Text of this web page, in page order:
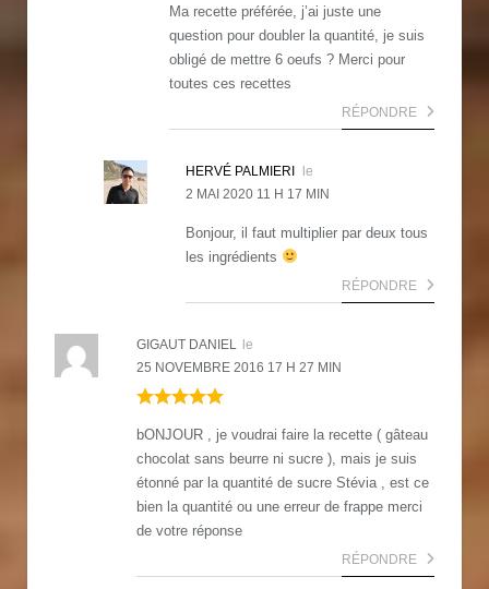
Ma recette préférée, j’ai juste une
question pour doubler la quantité, je suis
obligé de mettre 6 oeufs ? Merci pour
toutes ces recettes
RÉPONDRE
HERVÉ PALMIERI
le
2 MAI 2020 11 H 17 MIN
Bonjour, il faut multiplier par deux tous
les ingrédients
RÉPONDRE
GIGAUT DANIEL le
25 NOVEMBRE 2016 17 H 27 MIN
bONJOUR , je voudrai faire la recette ( gâteau
chocolat sans beurre ni sucre ), mais je suis
étonné par la quantité de sucre Stévia , est ce
bien la quantité ou une erreur de frappe merci
de votre réponse
RÉPONDRE